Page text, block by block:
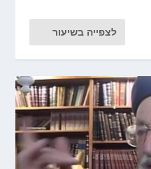
לצפייה בשיעור